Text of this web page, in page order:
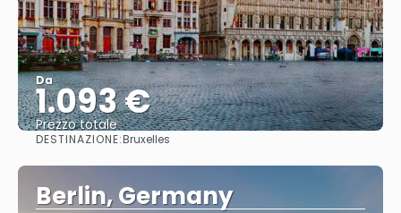
Da
1.093 €
Prezzo totale
DESTINAZIONE:Bruxelles
Berlin, Germany